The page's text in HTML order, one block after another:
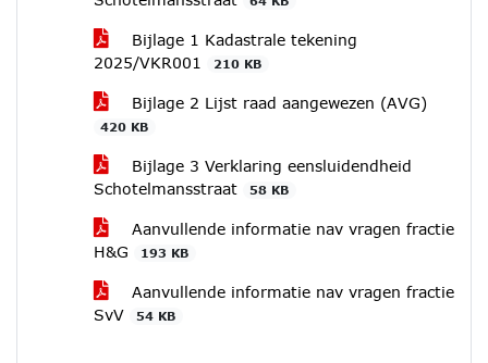
Bijlage 1 Kadastrale tekening
2025/VKR001
210 KB
Bijlage 2 Lijst raad aangewezen (AVG)
420 KB
Bijlage 3 Verklaring eensluidendheid
Schotelmansstraat
58 KB
Aanvullende informatie nav vragen fractie
H&G
193 KB
Aanvullende informatie nav vragen fractie
SvV
54 KB